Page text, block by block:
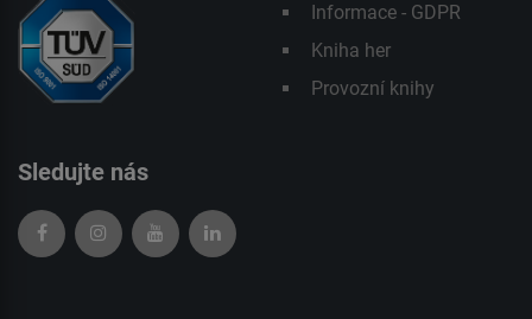
Informace - GDPR
Kniha her
Provozní knihy
Sledujte nás